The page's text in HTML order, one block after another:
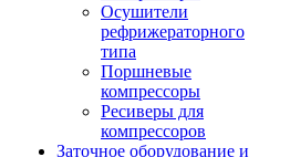
Осушители
рефрижераторного
типа
Поршневые
компрессоры
Ресиверы для
компрессоров
Заточное оборудование и